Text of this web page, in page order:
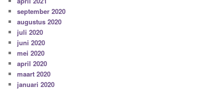
september 2020
augustus 2020
juli 2020
juni 2020
mei 2020
april 2020
maart 2020
januari 2020